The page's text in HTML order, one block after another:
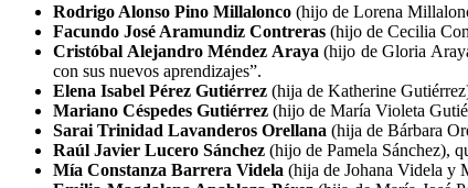
Rodrigo Alonso Pino Millalonco (hijo de Lorena
Facundo José Aramundiz Contreras (hijo de Cecilia
Cristóbal Alejandro Méndez Araya (hijo de Gloria
con sus nuevos aprendizajes”.
Elena Isabel Pérez Gutiérrez (hija de Katherine
Mariano Céspedes Gutiérrez (hijo de María Violeta
Sarai Trinidad Lavanderos Orellana (hija de Bárbara
Raúl Javier Lucero Sánchez (hijo de Pamela Sánchez),
Mía Constanza Barrera Videla (hija de Johana Videla y